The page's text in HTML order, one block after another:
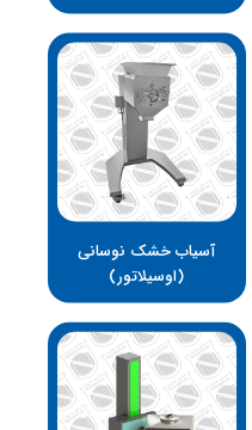
آسیاب خشک نوسانی
(اوسیلاتور)